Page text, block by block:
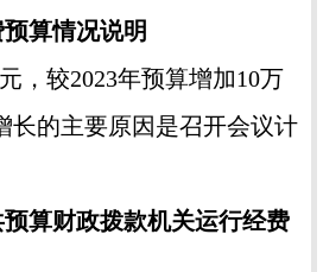
预算情况说明
较2023年预算增加10万
长的主要原因是召开会议计
算财政拨款机关运行经费